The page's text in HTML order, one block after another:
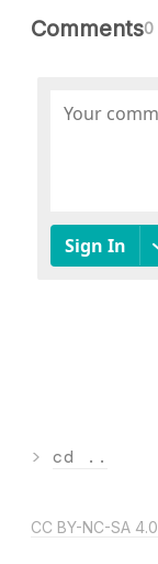
Comments0
> cd ..
CC BY-NC-SA 4.0